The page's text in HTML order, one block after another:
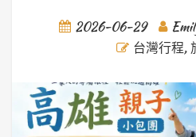
2026-06-29
台灣行程,